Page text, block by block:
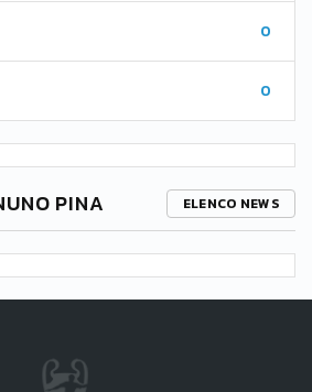
0
0
PINA ELENCO NEWS